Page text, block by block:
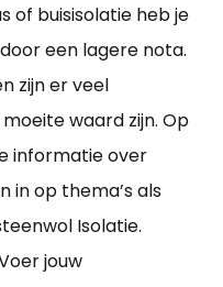
of buisisolatie heb je
een lagere nota.
zijn er veel
waard zijn. Op
informatie over
in op thema’s als
Isolatie.
jouw